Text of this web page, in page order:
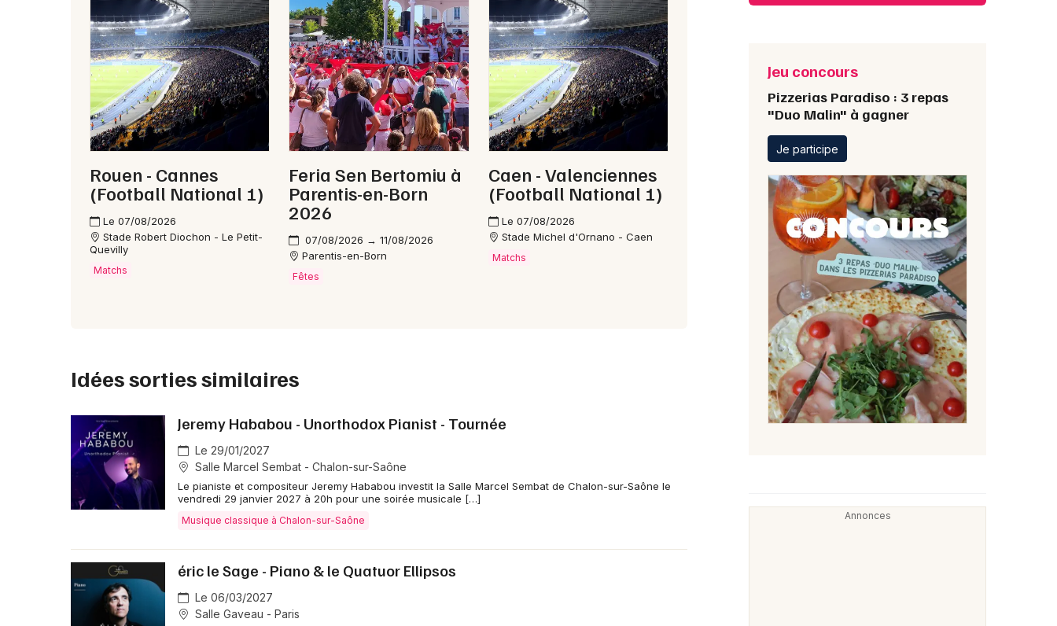
Rouen - Cannes
(Football National 1)
Le 07/08/2026
Stade Robert Diochon - Le Petit-
Quevilly
Matchs
Feria Sen Bertomiu à
Parentis-en-Born
2026
07/08/2026 → 11/08/2026
Parentis-en-Born
Fêtes
Caen - Valenciennes
(Football National 1)
Le 07/08/2026
Stade Michel d'Ornano - Caen
Matchs
Idées sorties similaires
Jeremy Hababou - Unorthodox Pianist - Tournée
Le 29/01/2027
Salle Marcel Sembat - Chalon-sur-Saône
Le pianiste et compositeur Jeremy Hababou investit la Salle Marcel Sembat de Chalon-sur-Saône le
vendredi 29 janvier 2027 à 20h pour une soirée musicale […]
Musique classique à Chalon-sur-Saône
éric le Sage - Piano & le Quatuor Ellipsos
Le 06/03/2027
Salle Gaveau - Paris
Jeu concours
Pizzerias Paradiso : 3 repas
"Duo Malin" à gagner
Je participe